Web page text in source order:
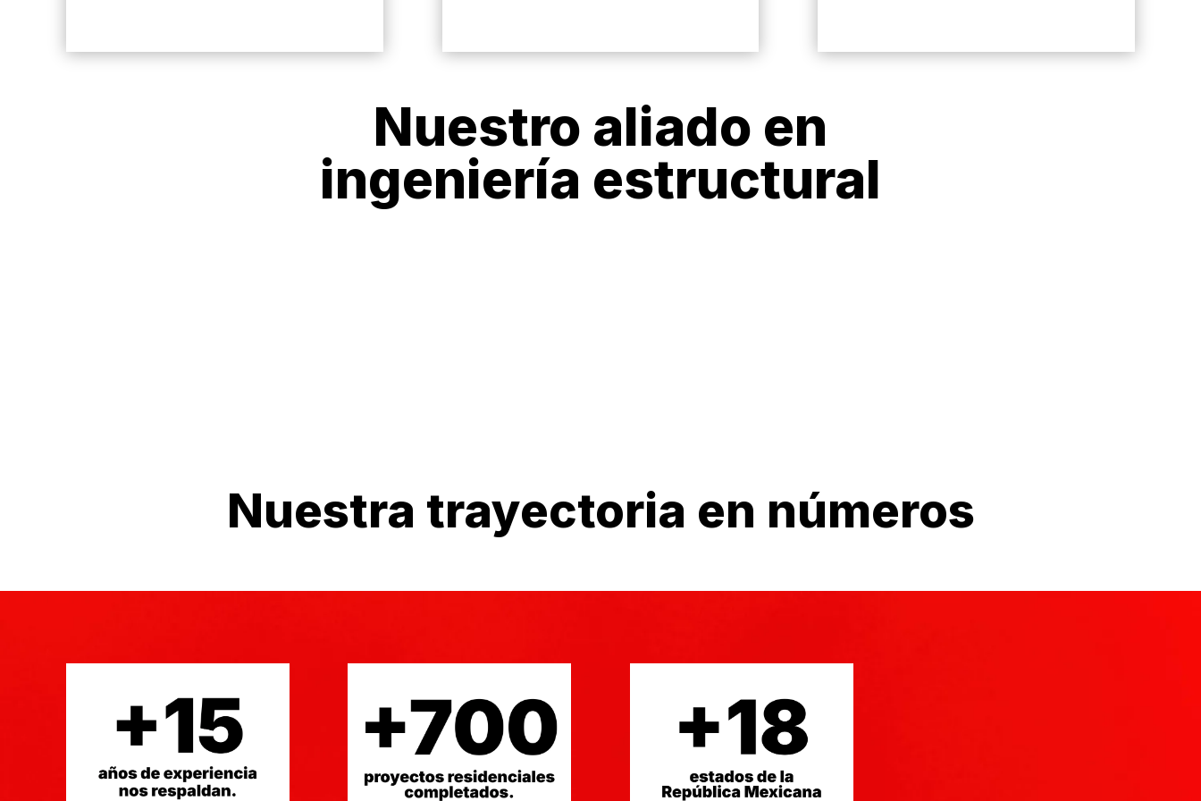
Nuestro aliado en
ingeniería estructural
Nuestra trayectoria en números